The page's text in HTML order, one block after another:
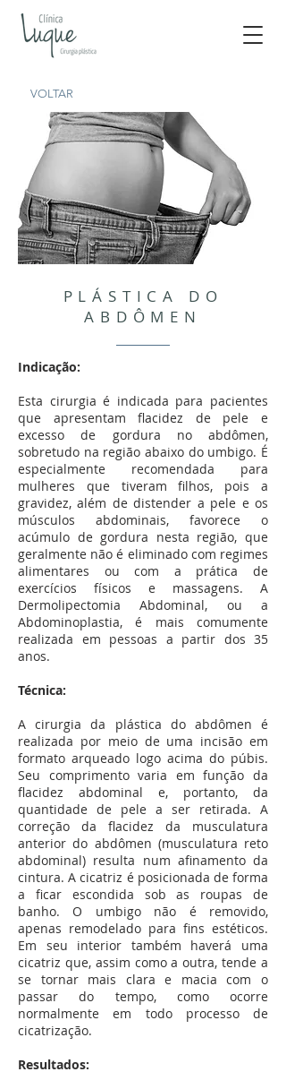
VOLTAR
PLÁSTICA DO
ABDÔMEN
Indicação:
Esta cirurgia é indicada para pacientes
que apresentam flacidez de pele e
excesso de gordura no abdômen,
sobretudo na região abaixo do umbigo. É
especialmente recomendada para
mulheres que tiveram filhos, pois a
gravidez, além de distender a pele e os
músculos abdominais, favorece o
acúmulo de gordura nesta região, que
geralmente não é eliminado com regimes
alimentares ou com a prática de
exercícios físicos e massagens. A
Dermolipectomia Abdominal, ou a
Abdominoplastia, é mais comumente
realizada em pessoas a partir dos 35
anos.
Técnica:
A cirurgia da plástica do abdômen é
realizada por meio de uma incisão em
formato arqueado logo acima do púbis.
Seu comprimento varia em função da
flacidez abdominal e, portanto, da
quantidade de pele a ser retirada. A
correção da flacidez da musculatura
anterior do abdômen (musculatura reto
abdominal) resulta num afinamento da
cintura. A cicatriz é posicionada de forma
a ficar escondida sob as roupas de
banho. O umbigo não é removido,
apenas remodelado para fins estéticos.
Em seu interior também haverá uma
cicatriz que, assim como a outra, tende a
se tornar mais clara e macia com o
passar do tempo, como ocorre
normalmente em todo processo de
cicatrização.
Resultados: